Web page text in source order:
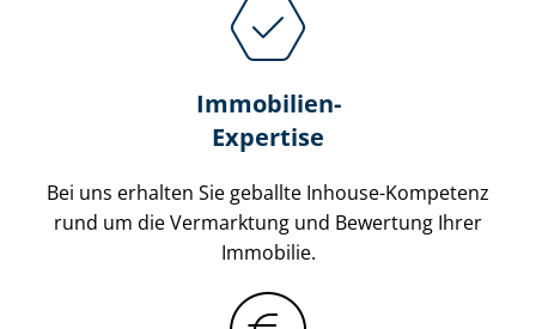
Immobilien-
Expertise
Bei uns erhalten Sie geballte Inhouse-Kompetenz
rund um die Vermarktung und Bewertung Ihrer
Immobilie.